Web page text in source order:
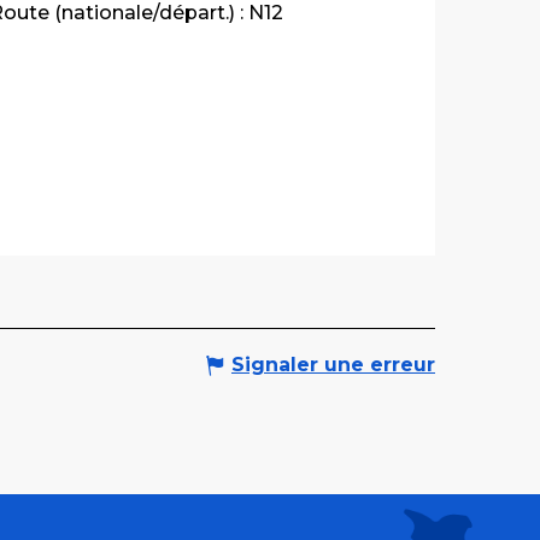
(nationale/départ.) : N12
Signaler une erreur